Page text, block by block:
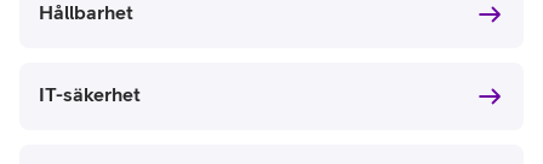
Hållbarhet
IT-säkerhet